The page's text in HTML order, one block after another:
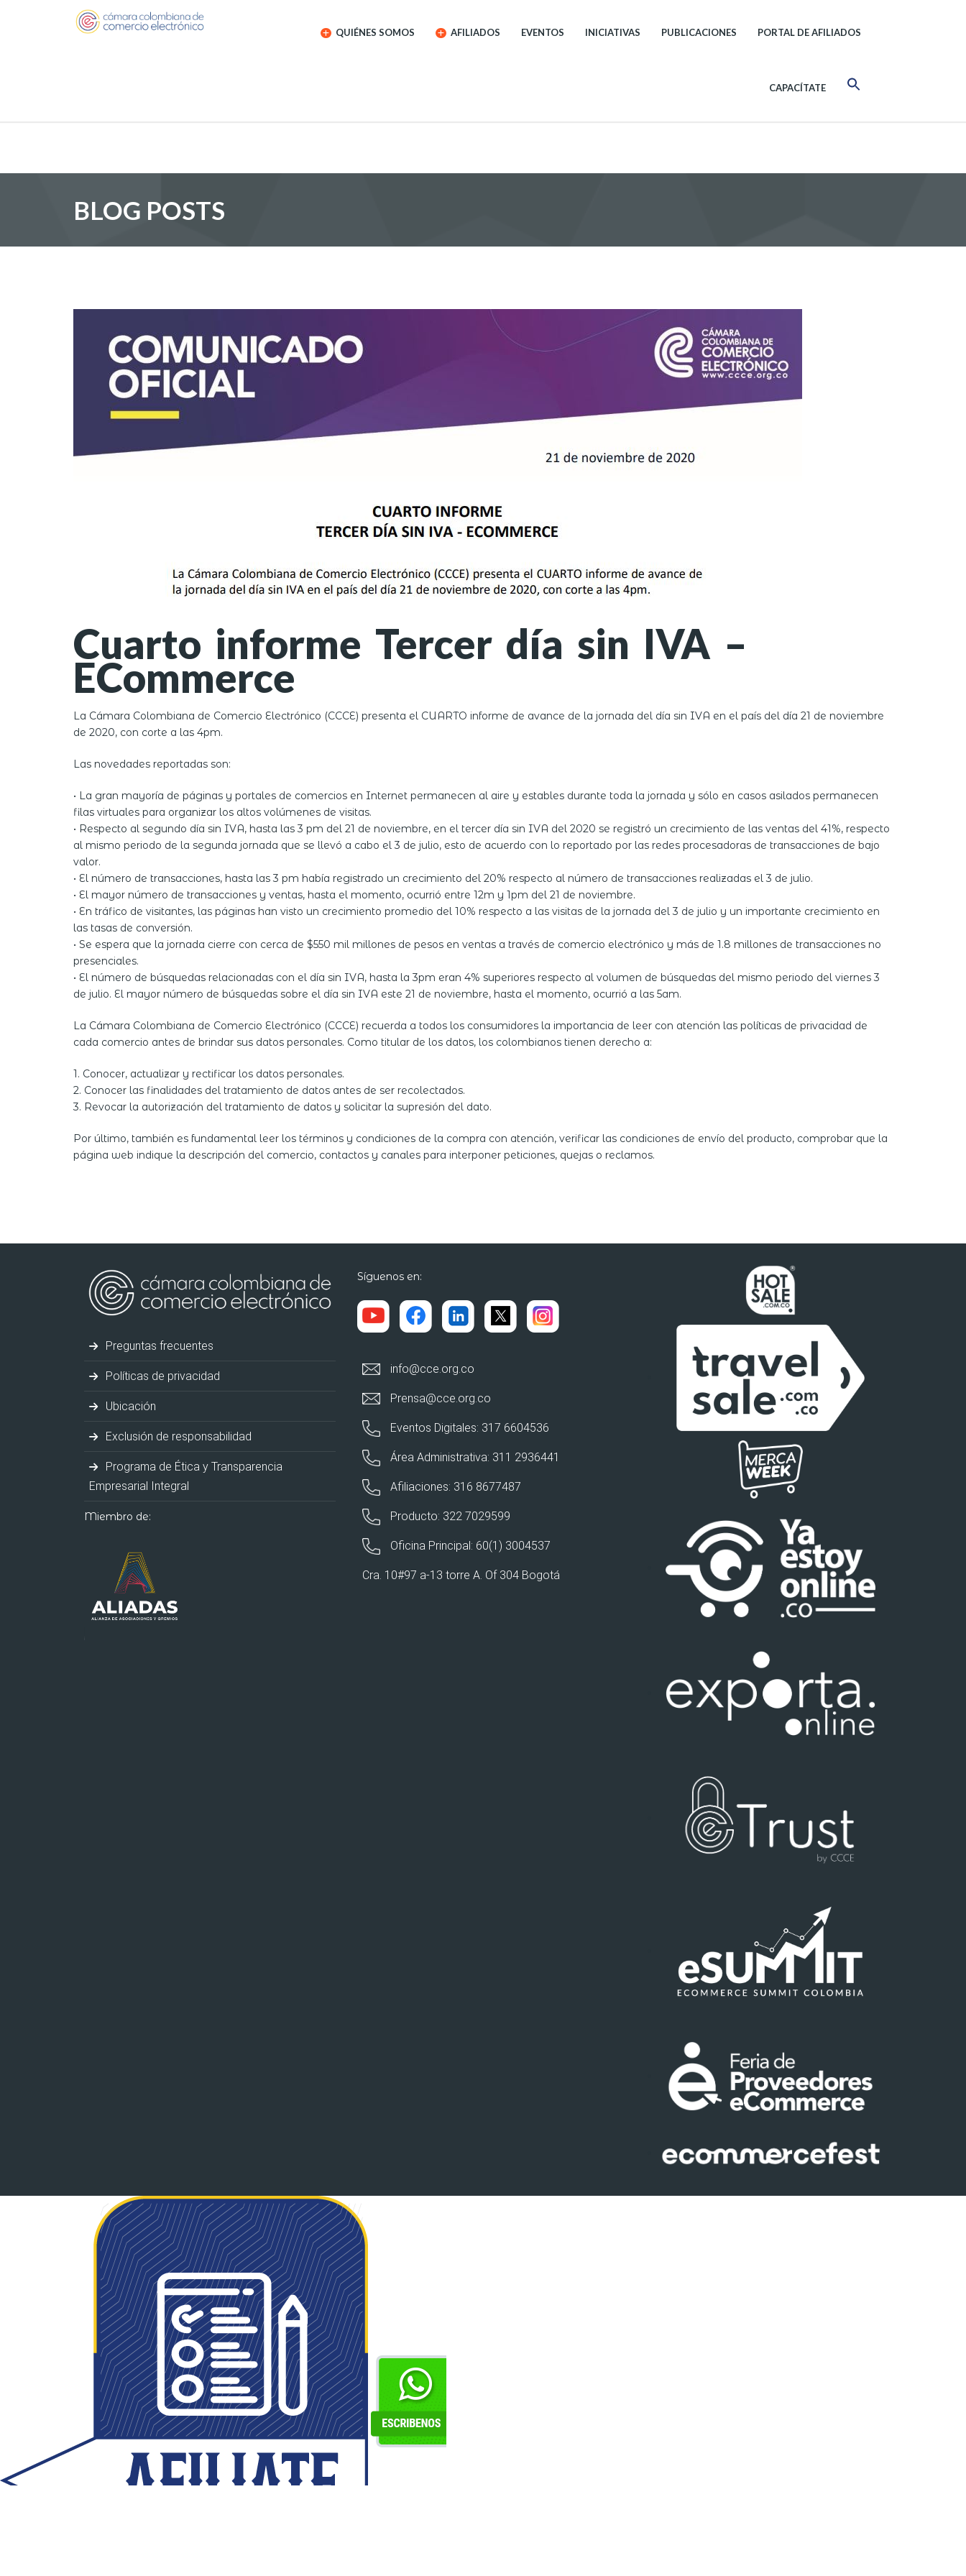
QUIÉNES SOMOS AFILIADOS EVENTOS INICIATIVAS PUBLICACIONES PORTAL DE AFILIADOS
CAPACÍTATE
BLOG POSTS
Cuarto informe Tercer día sin IVA –
ECommerce
La Cámara Colombiana de Comercio Electrónico (CCCE) presenta el CUARTO informe de avance de la jornada del día sin IVA en el país del día 21 de noviembre
de 2020, con corte a las 4pm.
Las novedades reportadas son:
• La gran mayoría de páginas y portales de comercios en Internet permanecen al aire y estables durante toda la jornada y sólo en casos asilados permanecen
filas virtuales para organizar los altos volúmenes de visitas.
• Respecto al segundo día sin IVA, hasta las 3 pm del 21 de noviembre, en el tercer día sin IVA del 2020 se registró un crecimiento de las ventas del 41%, respecto
al mismo periodo de la segunda jornada que se llevó a cabo el 3 de julio, esto de acuerdo con lo reportado por las redes procesadoras de transacciones de bajo
valor.
• El número de transacciones, hasta las 3 pm había registrado un crecimiento del 20% respecto al número de transacciones realizadas el 3 de julio.
• El mayor número de transacciones y ventas, hasta el momento, ocurrió entre 12m y 1pm del 21 de noviembre.
• En tráfico de visitantes, las páginas han visto un crecimiento promedio del 10% respecto a las visitas de la jornada del 3 de julio y un importante crecimiento en
las tasas de conversión.
• Se espera que la jornada cierre con cerca de $550 mil millones de pesos en ventas a través de comercio electrónico y más de 1.8 millones de transacciones no
presenciales.
• El número de búsquedas relacionadas con el día sin IVA, hasta la 3pm eran 4% superiores respecto al volumen de búsquedas del mismo periodo del viernes 3
de julio. El mayor número de búsquedas sobre el día sin IVA este 21 de noviembre, hasta el momento, ocurrió a las 5am.
La Cámara Colombiana de Comercio Electrónico (CCCE) recuerda a todos los consumidores la importancia de leer con atención las políticas de privacidad de
cada comercio antes de brindar sus datos personales. Como titular de los datos, los colombianos tienen derecho a:
1. Conocer, actualizar y rectificar los datos personales.
2. Conocer las finalidades del tratamiento de datos antes de ser recolectados.
3. Revocar la autorización del tratamiento de datos y solicitar la supresión del dato.
Por último, también es fundamental leer los términos y condiciones de la compra con atención, verificar las condiciones de envío del producto, comprobar que la
página web indique la descripción del comercio, contactos y canales para interponer peticiones, quejas o reclamos.
Preguntas frecuentes
Políticas de privacidad
Ubicación
Exclusión de responsabilidad
Programa de Ética y Transparencia
Empresarial Integral
Miembro de:
Síguenos en:
info@cce.org.co
Prensa@cce.org.co
Eventos Digitales: 317 6604536
Área Administrativa: 311 2936441
Afiliaciones: 316 8677487
Producto: 322 7029599
Oficina Principal: 60(1) 3004537
Cra. 10#97 a-13 torre A. Of 304 Bogotá